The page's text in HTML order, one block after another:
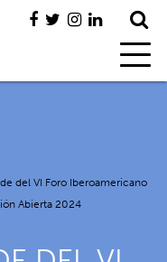
del VI Foro Iberoamericano
Abierta 2024